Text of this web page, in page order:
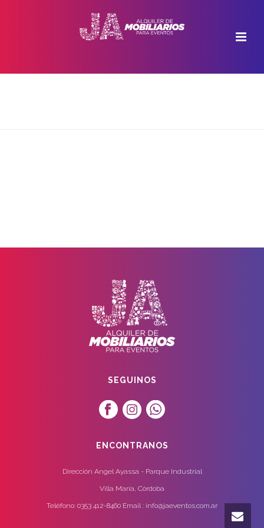
SEGUINOS
ENCONTRANOS
Dirección Angel Ayassa - Parque Industrial
Villa María, Córdoba
Teléfono: 0353 412-8460 Email : info@jaeventos.com.ar